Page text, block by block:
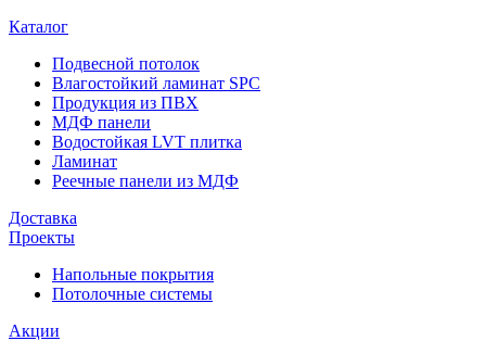
Каталог
Подвесной потолок
Влагостойкий ламинат SPC
Продукция из ПВХ
МДФ панели
Водостойкая LVT плитка
Ламинат
Реечные панели из МДФ
Доставка
Проекты
Напольные покрытия
Потолочные системы
Акции